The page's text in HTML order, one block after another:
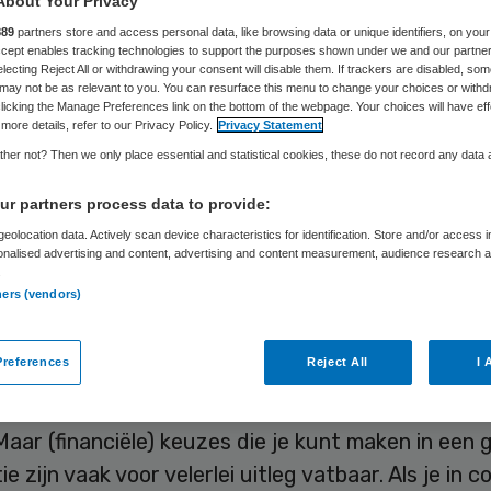
komen steeds verder van hun cliënten af
zijn bezig met het voldoen aan regelgeving.
moeten kijken naar wat de cliënt nodig heeft.
of zij zo goed mogelijk geholpen?
wat nodig is wel eens in tegen wat intern of
en hoe je dit doet.
(financiële) keuzes die je kunt maken in een
zijn vaak voor velerlei uitleg vatbaar. Als je in
partners store and access personal data, like browsing data or unique identifiers, on your
enables tracking technologies to support the purposes shown under we and our
Reject All or withdrawing your consent will disable them. If trackers are disabled,
not be as relevant to you. You can resurface this menu to change your choices or
the Manage Preferences link on the bottom of the webpage. Your choices will have
details, refer to our Privacy Policy. Privacy Statement
not? Then we only place essential and statistical cookies, these do not record any data
partners process data to provide:
data. Actively scan device characteristics for identification. Store and/or access
advertising and content, advertising and content measurement, audience research
(vendors)
Reject All I